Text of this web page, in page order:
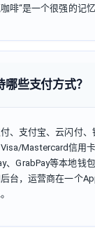
啡“是一个很强的记忆
些支付方式？
、支付宝、云闪付、
Mastercard信用
、GrabPay等本地钱
台，运营商在一个